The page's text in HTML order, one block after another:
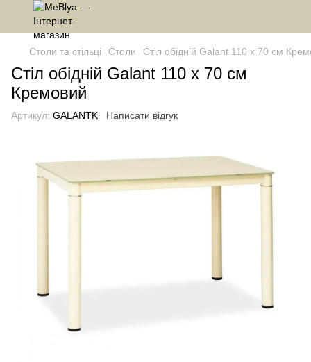
Столи та стільці Столи Стіл обідній Galant 110 x 70 см
Стіл обідній Galant 110 x 70 см
Кремовий
Артикул: GALANTK Написати відгук